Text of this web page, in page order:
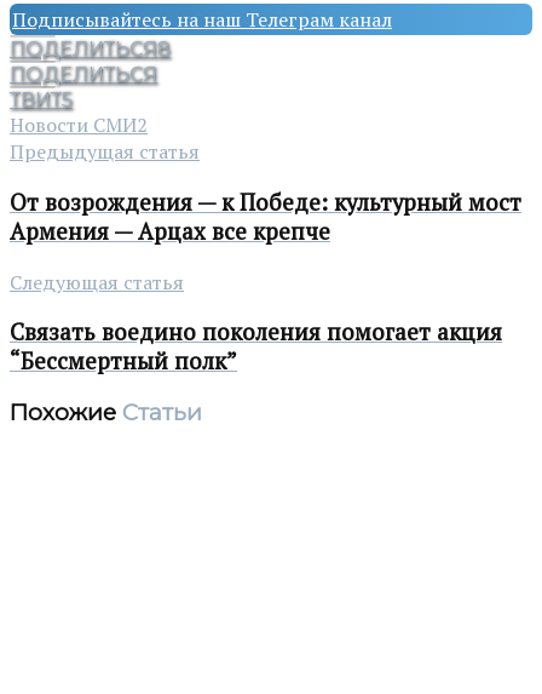
Подписывайтесь на наш Телеграм канал
ПОДЕЛИТЬСЯ8
ПОДЕЛИТЬСЯ
ТВИТ5
Новости СМИ2
Предыдущая статья
От возрождения — к Победе: культурный мост
Армения — Арцах все крепче
Следующая статья
Связать воедино поколения помогает акция
“Бессмертный полк”
Похожие Статьи